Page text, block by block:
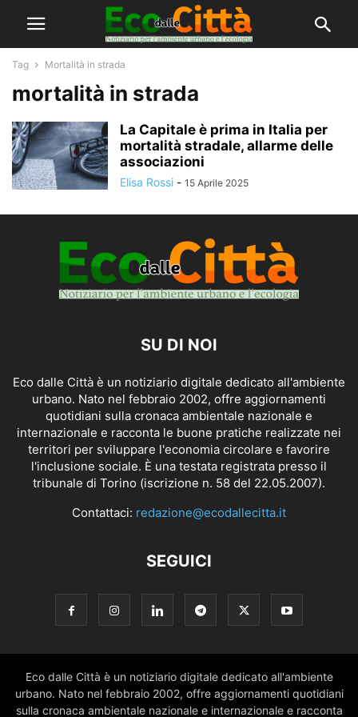
Tag Mortalità in strada
mortalità in strada
La Capitale è prima in Italia per
mortalità stradale, allarme delle
associazioni
Elisa Rossi - 15 Aprile 2025
SU DI NOI
Eco dalle Città è un notiziario digitale dedicato all'ambiente
urbano. Nato nel febbraio 2002, offre aggiornamenti
quotidiani sulla cronaca ambientale nazionale e
internazionale e racconta le buone pratiche realizzate nei
territori per sviluppare l'economia circolare e favorire
l'inclusione sociale. È una testata registrata presso il
tribunale di Torino (iscrizione n. 58 del 22.05.2007).
Contattaci: redazione@ecodallecitta.it
SEGUICI
Eco dalle Città è un notiziario digitale dedicato all'ambiente
urbano. Nato nel febbraio 2002, offre aggiornamenti quotidiani
sulla cronaca ambientale nazionale e internazionale e racconta